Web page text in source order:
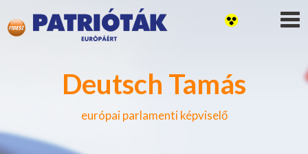
Deutsch Tamás
európai parlamenti képviselő